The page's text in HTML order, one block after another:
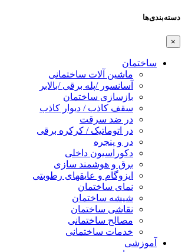
دسته‌بندی‌ها
×
ساختمان
ماشین آلات ساختمانی
آسانسور /پله برقی /بالابر
بازسازی ساختمان
سقف کاذب / دیوار کاذب
در ضد سرقت
در اتوماتیک / کرکره برقی
در و پنجره
دکوراسیون داخلی
برق و هوشمند سازی
ایزوگام و عایقهای رطوبتی
نمای ساختمان
شیشه ساختمان
نقاشی ساختمان
مصالح ساختمانی
خدمات ساختمانی
آموزشی